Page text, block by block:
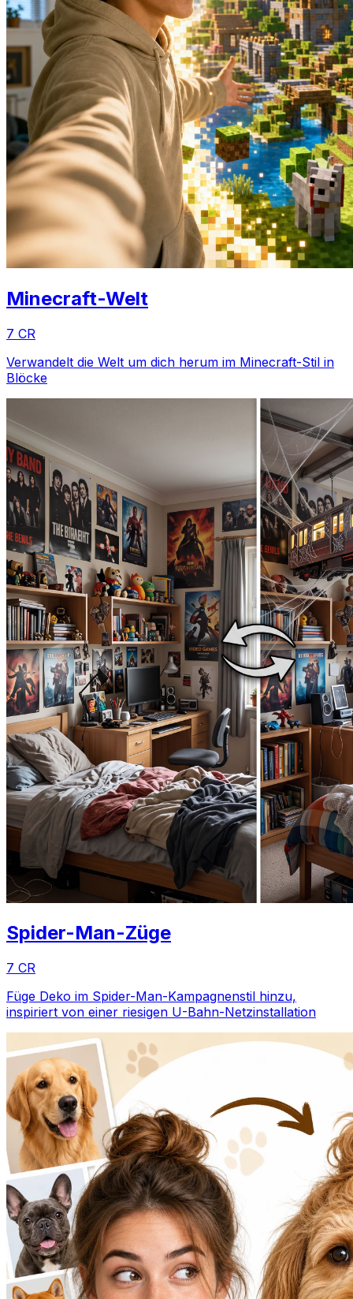
Minecraft-Welt
7 CR
Verwandelt die Welt um dich herum im Minecraft-Stil in
Blöcke
Spider-Man-Züge
7 CR
Füge Deko im Spider-Man-Kampagnenstil hinzu,
inspiriert von einer riesigen U-Bahn-Netzinstallation